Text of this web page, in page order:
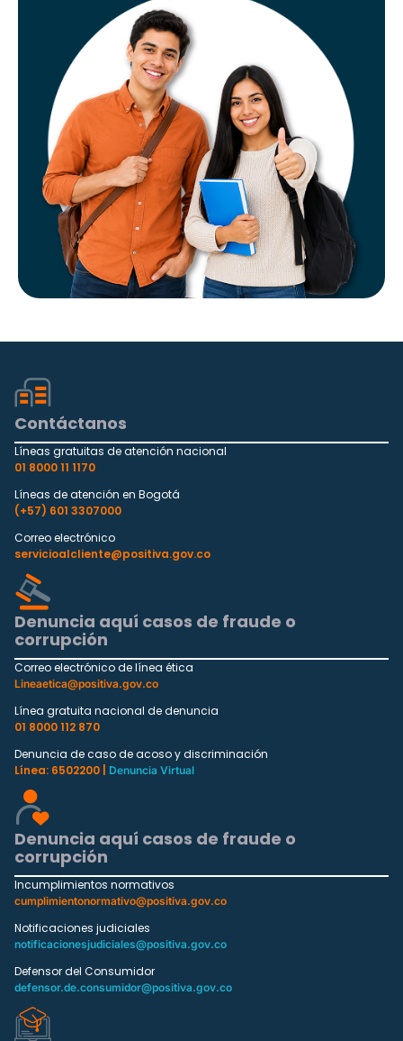
Contáctanos
Líneas gratuitas de atención nacional
01 8000 11 1170
Líneas de atención en Bogotá
(+57) 601 3307000
Correo electrónico
servicioalcliente@positiva.gov.co
Denuncia aquí casos de fraude o
corrupción
Correo electrónico de línea ética
Lineaetica@positiva.gov.co
Línea gratuita nacional de denuncia
01 8000 112 870
Denuncia de caso de acoso y discriminación
Línea: 6502200 |
Denuncia Virtual
Denuncia aquí casos de fraude o
corrupción
Incumplimientos normativos
cumplimientonormativo@positiva.gov.co
Notificaciones judiciales
notificacionesjudiciales@positiva.gov.co
Defensor del Consumidor
defensor.de.consumidor@positiva.gov.co